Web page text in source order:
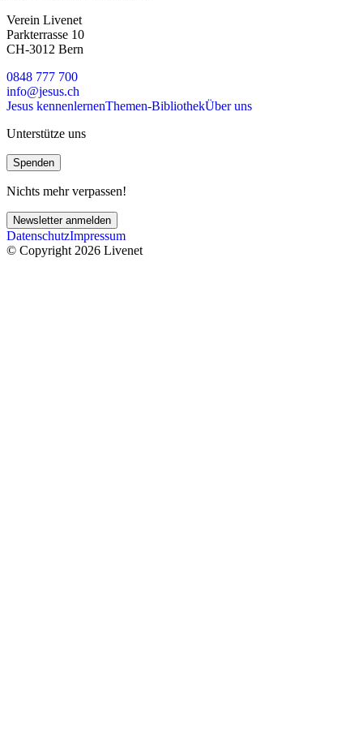
Verein Livenet
Parkterrasse 10
CH-3012 Bern
0848 777 700
info@jesus.ch
Jesus kennenlernenThemen-BibliothekÜber uns
Unterstütze uns
Spenden
Nichts mehr verpassen!
Newsletter anmelden
DatenschutzImpressum
© Copyright 2026 Livenet